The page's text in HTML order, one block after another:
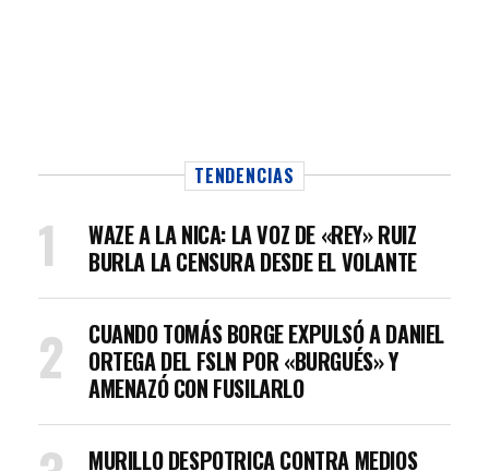
TENDENCIAS
WAZE A LA NICA: LA VOZ DE «REY» RUIZ
BURLA LA CENSURA DESDE EL VOLANTE
CUANDO TOMÁS BORGE EXPULSÓ A DANIEL
ORTEGA DEL FSLN POR «BURGUÉS» Y
AMENAZÓ CON FUSILARLO
MURILLO DESPOTRICA CONTRA MEDIOS